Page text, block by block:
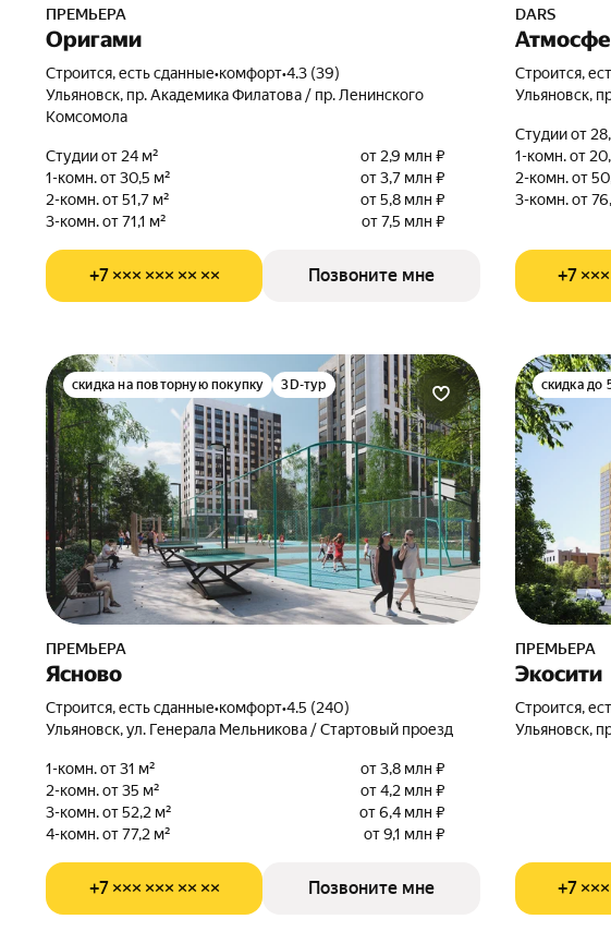
ПРЕМЬЕРА
Оригами
Строится, есть сданные•комфорт•4.3 (39)
Ульяновск, пр. Академика Филатова / пр. Ленинского
Комсомола
Студии от 24 м²
от 2,9 млн ₽
1-комн. от 30,5 м²
от 3,7 млн ₽
2-комн. от 51,7 м²
от 5,8 млн ₽
3-комн. от 71,1 м²
от 7,5 млн ₽
+7 ××× ××× ×× ×× Позвоните мне
DARS
Строится,
Ульяновск,
Студии от
1-комн. от
2-комн. от
3-комн. от
+7
скидка на повторную покупку 3D-тур
ПРЕМЬЕРА
Ясново
Строится, есть сданные•комфорт•4.5 (240)
Ульяновск, ул. Генерала Мельникова / Стартовый проезд
1-комн. от 31 м²
от 3,8 млн ₽
2-комн. от 35 м²
от 4,2 млн ₽
3-комн. от 52,2 м²
от 6,4 млн ₽
4-комн. от 77,2 м²
от 9,1 млн ₽
+7 ××× ××× ×× ×× Позвоните мне
скидка до
ПРЕМЬЕРА
Экосити
Строится,
Ульяновск,
+7